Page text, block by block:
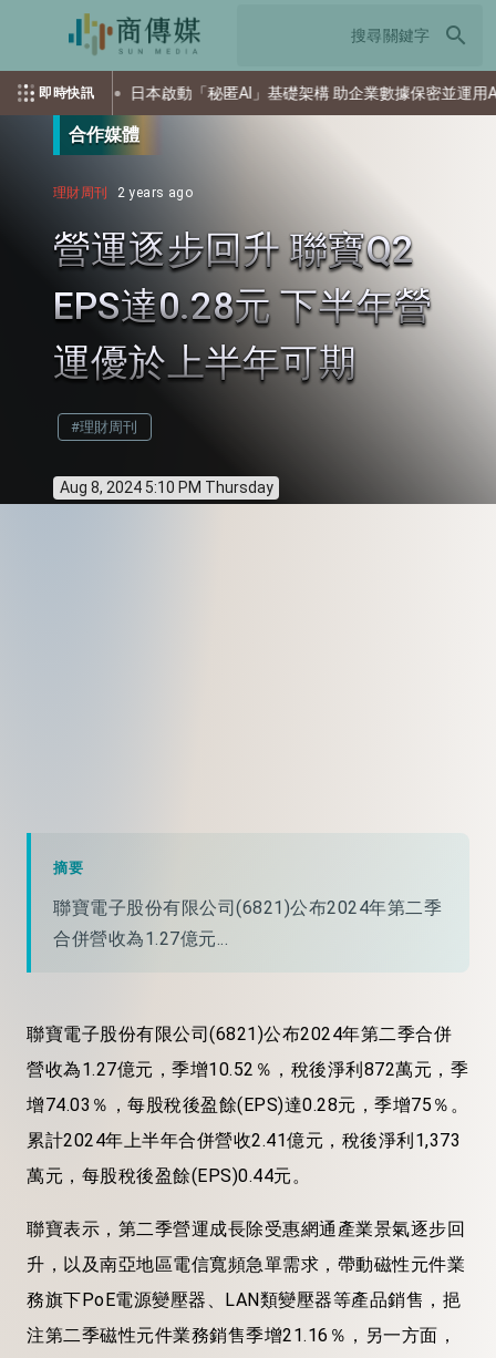
search
即時快訊日本啟動「秘匿AI」基礎架構 助企業數據保密並運用AI
合作媒體
理財周刊 2 years ago
營運逐步回升 聯寶Q2
EPS達0.28元 下半年營
運優於上半年可期
#理財周刊
Aug 8, 2024 5:10 PM Thursday
摘要
聯寶電子股份有限公司(6821)公布2024年第二季
合併營收為1.27億元...
聯寶電子股份有限公司(6821)公布2024年第二季合併
營收為1.27億元，季增10.52％，稅後淨利872萬元，季
增74.03％，每股稅後盈餘(EPS)達0.28元，季增75％。
累計2024年上半年合併營收2.41億元，稅後淨利1,373
萬元，每股稅後盈餘(EPS)0.44元。
聯寶表示，第二季營運成長除受惠網通產業景氣逐步回
升，以及南亞地區電信寬頻急單需求，帶動磁性元件業
務旗下PoE電源變壓器、LAN類變壓器等產品銷售，挹
注第二季磁性元件業務銷售季增21.16％，另一方面，